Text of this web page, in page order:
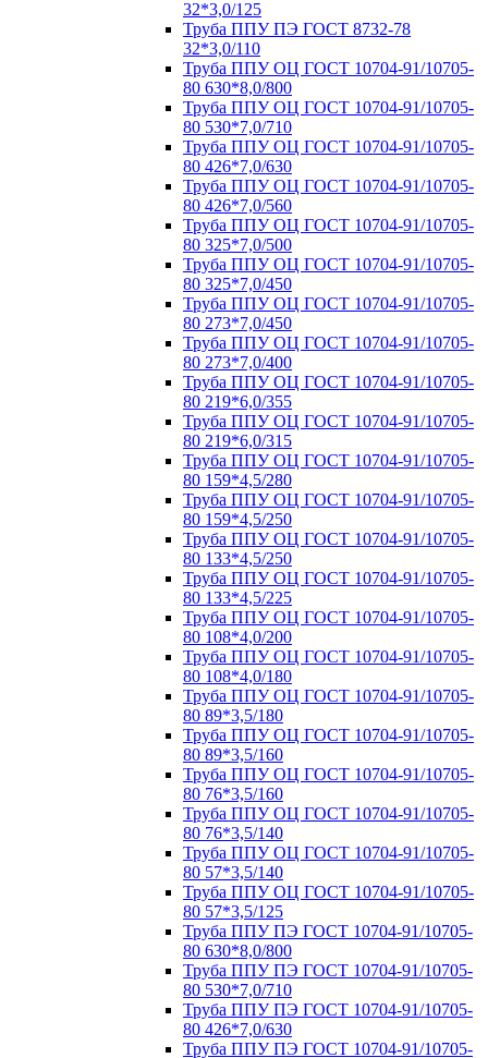
32*3,0/125
Труба ППУ ПЭ ГОСТ 8732-78
32*3,0/110
Труба ППУ ОЦ ГОСТ 10704-91/10705-
80 630*8,0/800
Труба ППУ ОЦ ГОСТ 10704-91/10705-
80 530*7,0/710
Труба ППУ ОЦ ГОСТ 10704-91/10705-
80 426*7,0/630
Труба ППУ ОЦ ГОСТ 10704-91/10705-
80 426*7,0/560
Труба ППУ ОЦ ГОСТ 10704-91/10705-
80 325*7,0/500
Труба ППУ ОЦ ГОСТ 10704-91/10705-
80 325*7,0/450
Труба ППУ ОЦ ГОСТ 10704-91/10705-
80 273*7,0/450
Труба ППУ ОЦ ГОСТ 10704-91/10705-
80 273*7,0/400
Труба ППУ ОЦ ГОСТ 10704-91/10705-
80 219*6,0/355
Труба ППУ ОЦ ГОСТ 10704-91/10705-
80 219*6,0/315
Труба ППУ ОЦ ГОСТ 10704-91/10705-
80 159*4,5/280
Труба ППУ ОЦ ГОСТ 10704-91/10705-
80 159*4,5/250
Труба ППУ ОЦ ГОСТ 10704-91/10705-
80 133*4,5/250
Труба ППУ ОЦ ГОСТ 10704-91/10705-
80 133*4,5/225
Труба ППУ ОЦ ГОСТ 10704-91/10705-
80 108*4,0/200
Труба ППУ ОЦ ГОСТ 10704-91/10705-
80 108*4,0/180
Труба ППУ ОЦ ГОСТ 10704-91/10705-
80 89*3,5/180
Труба ППУ ОЦ ГОСТ 10704-91/10705-
80 89*3,5/160
Труба ППУ ОЦ ГОСТ 10704-91/10705-
80 76*3,5/160
Труба ППУ ОЦ ГОСТ 10704-91/10705-
80 76*3,5/140
Труба ППУ ОЦ ГОСТ 10704-91/10705-
80 57*3,5/140
Труба ППУ ОЦ ГОСТ 10704-91/10705-
80 57*3,5/125
Труба ППУ ПЭ ГОСТ 10704-91/10705-
80 630*8,0/800
Труба ППУ ПЭ ГОСТ 10704-91/10705-
80 530*7,0/710
Труба ППУ ПЭ ГОСТ 10704-91/10705-
80 426*7,0/630
Труба ППУ ПЭ ГОСТ 10704-91/10705-